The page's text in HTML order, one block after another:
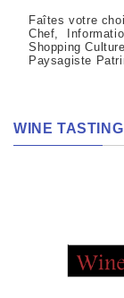
Faîtes votre
Chef,
Shopping
Paysagiste
WINE